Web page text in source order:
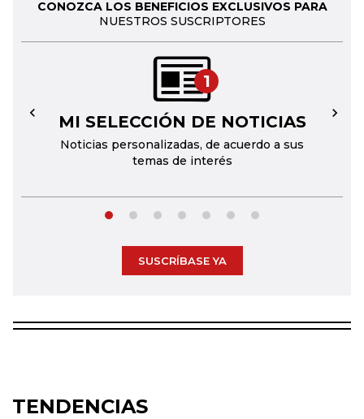
CONOZCA LOS BENEFICIOS EXCLUSIVOS PARA
NUESTROS SUSCRIPTORES
1
MI SELECCIÓN DE NOTICIAS
Noticias personalizadas, de acuerdo a sus
temas de interés
← →
SUSCRÍBASE YA
TENDENCIAS